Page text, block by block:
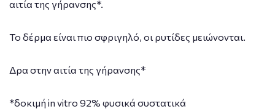
αιτία της γήρανσης*.
Το δέρμα είναι πιο σφριγηλό, οι ρυτίδες μειώνονται.
Δρα στην αιτία της γήρανσης*
*δοκιμή in vitro 92% φυσικά συστατικά